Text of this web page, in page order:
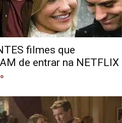
filmes que
de entrar na NETFLIX